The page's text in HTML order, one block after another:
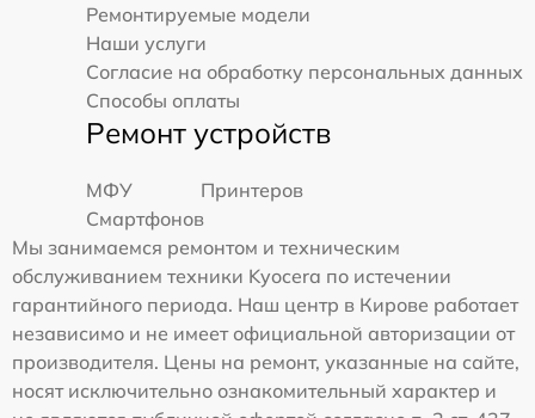
Ремонтируемые модели
Наши услуги
Согласие на обработку персональных данных
Способы оплаты
Ремонт устройств
МФУ
Принтеров
Смартфонов
Мы занимаемся ремонтом и техническим
обслуживанием техники Kyocera по истечении
гарантийного периода. Наш центр в Кирове работает
независимо и не имеет официальной авторизации от
производителя. Цены на ремонт, указанные на сайте,
носят исключительно ознакомительный характер и